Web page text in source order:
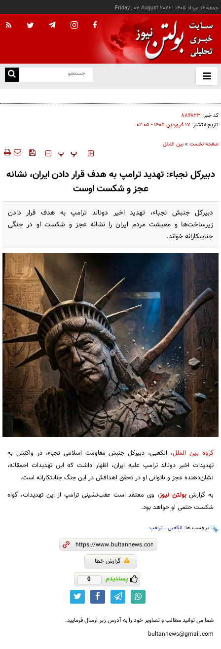
جمعه ۱۶ مرداد ۱۴۰۵ |
Friday , 07 August 2026
باز
و
کد خبر: ۸۸۴۸۲۳
تاریخ انتشار: ۱۷ فروردين ۱۴۰۵ - ۰۲:۰۵
صفحه نخست »بین الملل
‍‍‍ پ پ
دبیرکل نجباء: تهدید ترامپ به هدف قرار دادن ایران، نشانه
عجز و شکست اوست
دبیرکل جنبش نجباء، تهدید اخیر دونالد ترامپ به هدف قرار دادن
زیرساخت‌ها و معیشت مردم ایران را نشانه عجز و شکست او در جنگی
جنایتکارانه خواند.
گروه بین الملل، الکعبی، دبیرکل جنبش مقاومت اسلامی نجباء، در واکنش به
تهدیدات اخیر دونالد ترامپ علیه ایران، اظهار داشت که این تهدیدات احمقانه،
نشان‌دهنده عجز و ناتوانی او در تحقق اهدافش در این جنگ جنایتکارانه است.
به گزارشبولتن نیوز، وی معتقد است عقب‌نشینی ترامپ از این تهدیدات، گواه
شکست حتمی او خواهد بود.
برچسب ها: الکعبی ، ترامپ
گزارش خطا
پسندیدم 0
شما می توانید مطالب و تصاویر خود را به آدرس زیر ارسال فرمایید.
bultannews@gmail.com